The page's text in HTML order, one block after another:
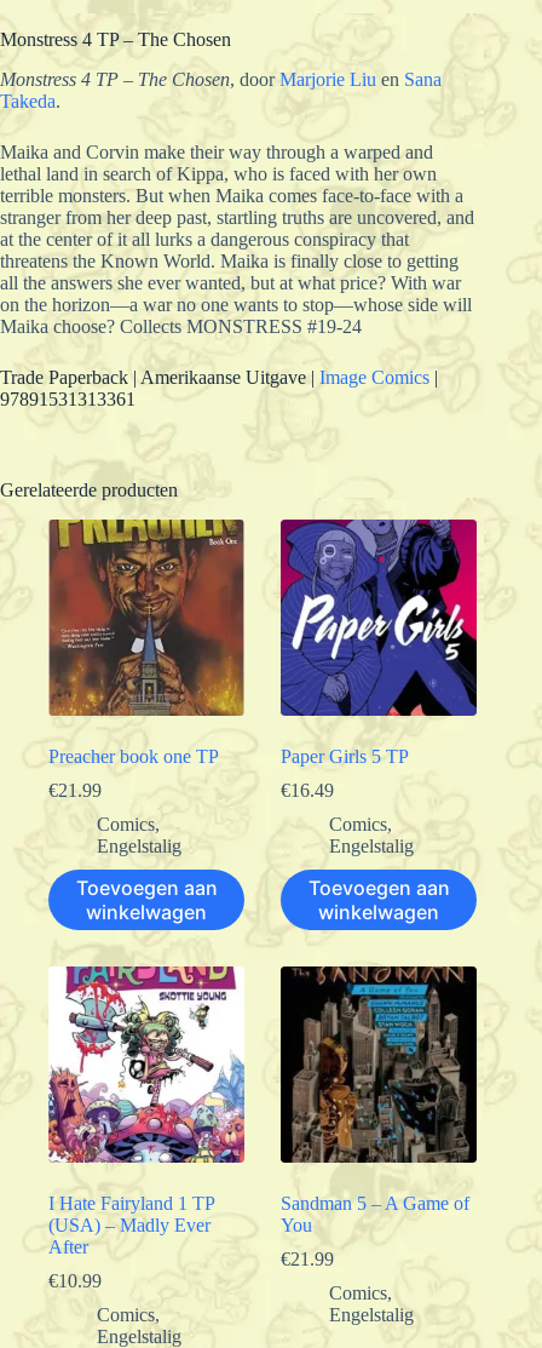
Monstress 4 TP – The Chosen
Monstress 4 TP – The Chosen, doorMarjorie Liu en Sana
Takeda.
Maika and Corvin make their way through a warped and
lethal land in search of Kippa, who is faced with her own
terrible monsters. But when Maika comes face-to-face with a
stranger from her deep past, startling truths are uncovered, and
at the center of it all lurks a dangerous conspiracy that
threatens the Known World. Maika is finally close to getting
all the answers she ever wanted, but at what price? With war
on the horizon—a war no one wants to stop—whose side will
Maika choose? Collects MONSTRESS #19-24
Trade Paperback | Amerikaanse Uitgave | Image Comics |
97891531313361
Gerelateerde producten
Preacher book one TP
€21.99
Comics,
Engelstalig
Toevoegen aan
winkelwagen
Paper Girls 5 TP
€16.49
Comics,
Engelstalig
Toevoegen aan
winkelwagen
I Hate Fairyland 1 TP
(USA) – Madly Ever
After
€10.99
Comics,
Engelstalig
Sandman 5 – A Game of
You
€21.99
Comics,
Engelstalig